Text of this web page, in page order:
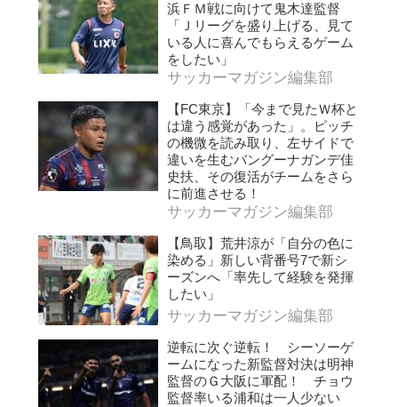
浜ＦＭ戦に向けて鬼木達監督
「Ｊリーグを盛り上げる、見て
いる人に喜んでもらえるゲーム
をしたい」
サッカーマガジン編集部
【FC東京】「今まで見たＷ杯と
は違う感覚があった」。ピッチ
の機微を読み取り、左サイドで
違いを生むバングーナガンデ佳
史扶、その復活がチームをさら
に前進させる！
サッカーマガジン編集部
【鳥取】荒井涼が「自分の色に
染める」新しい背番号7で新シ
ーズンへ「率先して経験を発揮
したい」
サッカーマガジン編集部
逆転に次ぐ逆転！ シーソーゲ
ームになった新監督対決は明神
監督のＧ大阪に軍配！ チョウ
監督率いる浦和は一人少ない